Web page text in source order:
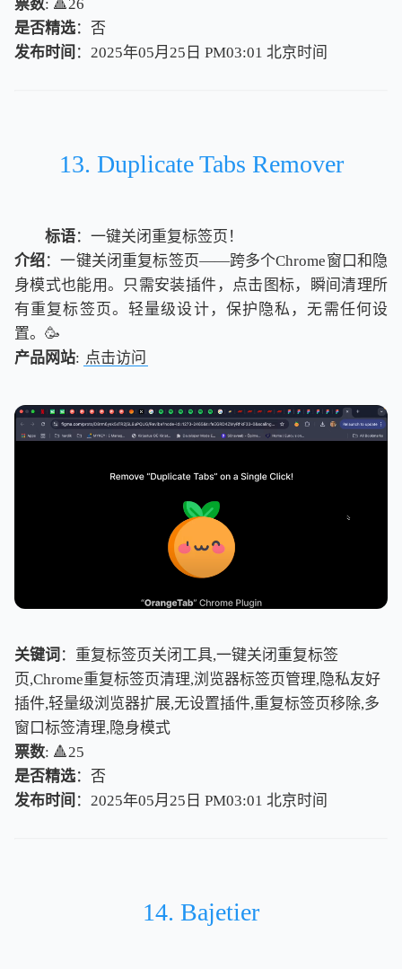
票数: 🔺26
是否精选：否
发布时间 ：2025年05月25日 PM03:01 北京时间
北京时间
13. Duplicate Tabs Remover
标语：一键关闭重复标签页！
介绍：一键关闭重复标签页——跨多个Chrome窗口和隐
身模式也能用。只需安装插件，点击图标，瞬间清理所
有重复标签页。轻量级设计，保护隐私，无需任何设
置。🥳
产品网站: 点击访问
关键词 ：重复标签页关闭工具,一键关闭重复标签
页,Chrome重复标签页清理,浏览器标签页管理,隐私友好
插件,轻量级浏览器扩展,无设置插件,重复标签页移除,多
窗口标签清理,隐身模式
票数: 🔺25
是否精选：否
发布时间 ：2025年05月25日 PM03:01 北京时间
北京时间
14. Bajetier